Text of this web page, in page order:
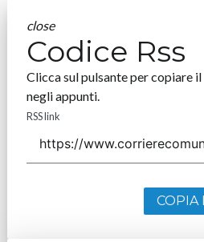
close
Codice Rss
Clicca sul pulsante per copiare il
negli appunti.
RSS link
COPIA